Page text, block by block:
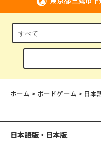
ホーム > ボードゲーム > 日本
日本語版・日本版